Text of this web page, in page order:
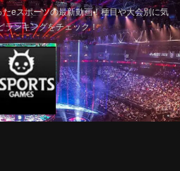
eスポーツの最新動画！種目や大会別に気
ランキングをチェック！